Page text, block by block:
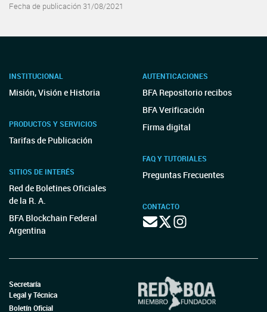
Fecha de publicación 31/08/2021
INSTITUCIONAL
Misión, Visión e Historia
PRODUCTOS Y SERVICIOS
Tarifas de Publicación
SITIOS DE INTERÉS
Red de Boletines Oficiales
de la R. A.
BFA Blockchain Federal
Argentina
AUTENTICACIONES
BFA Repositorio recibos
BFA Verificación
Firma digital
FAQ Y TUTORIALES
Preguntas Frecuentes
CONTACTO
Secretaría
Legal y Técnica
Boletín Oficial